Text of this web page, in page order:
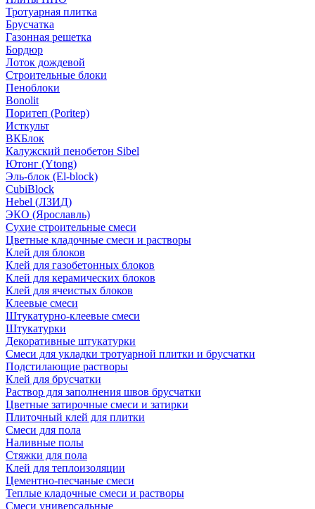
Тротуарная плитка
Брусчатка
Газонная решетка
Бордюр
Лоток дождевой
Строительные блоки
Пеноблоки
Bonolit
Поритеп (Poritep)
Исткульт
ВКБлок
Калужский пенобетон Sibel
Ютонг (Ytong)
Эль-блок (El-block)
CubiBlock
Hebel (ЛЗИД)
ЭКО (Ярославль)
Сухие строительные смеси
Цветные кладочные смеси и растворы
Клей для блоков
Клей для газобетонных блоков
Клей для керамических блоков
Клей для ячеистых блоков
Клеевые смеси
Штукатурно-клеевые смеси
Штукатурки
Декоративные штукатурки
Смеси для укладки тротуарной плитки и брусчатки
Подстилающие растворы
Клей для брусчатки
Раствор для заполнения швов брусчатки
Цветные затирочные смеси и затирки
Плиточный клей для плитки
Смеси для пола
Наливные полы
Стяжки для пола
Клей для теплоизоляции
Цементно-песчаные смеси
Теплые кладочные смеси и растворы
Смеси универсальные